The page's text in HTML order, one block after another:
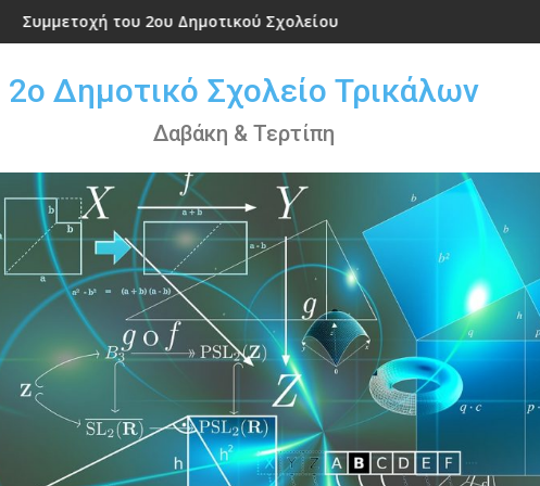
Σχολείου Τρικάλων στον αγώνα ανώμαλου δρόμου στα ΤΕΦΑΑ
Γιορτή για την επέτειο της 25 Μαρτίου 2026
2ο Δημοτικό Σχολείο Τρικάλων
Δαβάκη & Τερτίπη